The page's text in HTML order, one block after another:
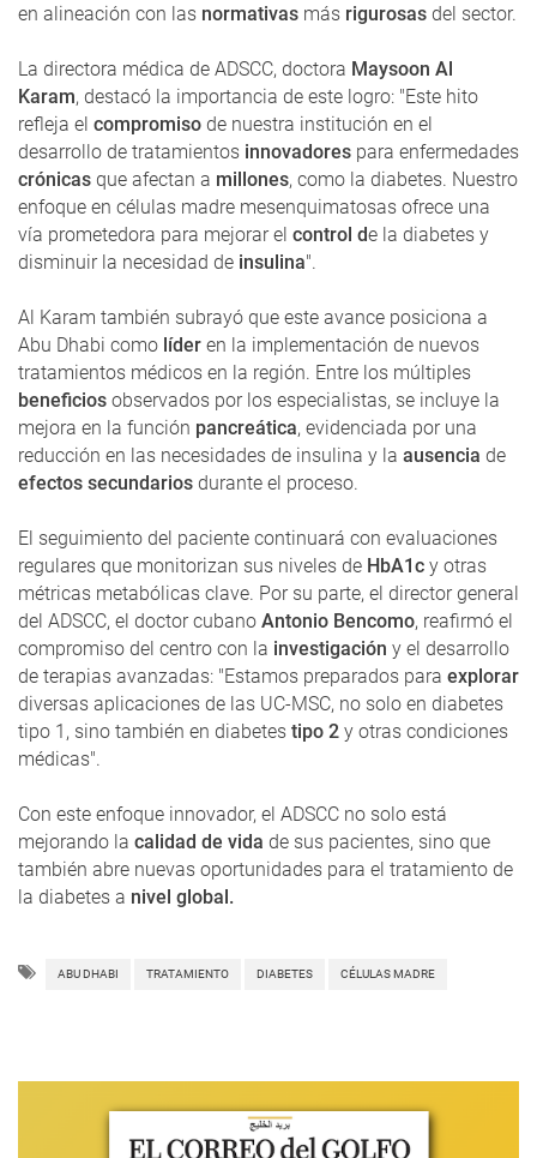
en alineación con las normativas más rigurosas del sector.
La directora médica de ADSCC, doctora Maysoon Al
Karam, destacó la importancia de este logro: "Este hito
refleja el compromiso de nuestra institución en el
desarrollo de tratamientos innovadores para enfermedades
crónicas que afectan a millones, como la diabetes. Nuestro
enfoque en células madre mesenquimatosas ofrece una
vía prometedora para mejorar el control de la diabetes y
disminuir la necesidad de insulina".
Al Karam también subrayó que este avance posiciona a
Abu Dhabi como líder en la implementación de nuevos
tratamientos médicos en la región. Entre los múltiples
beneficios observados por los especialistas, se incluye la
mejora en la función pancreática, evidenciada por una
reducción en las necesidades de insulina y la ausencia de
efectos secundarios durante el proceso.
El seguimiento del paciente continuará con evaluaciones
regulares que monitorizan sus niveles de HbA1c y otras
métricas metabólicas clave. Por su parte, el director general
del ADSCC, el doctor cubano Antonio Bencomo, reafirmó el
compromiso del centro con la investigación y el desarrollo
de terapias avanzadas: "Estamos preparados para explorar
diversas aplicaciones de las UC-MSC, no solo en diabetes
tipo 1, sino también en diabetes tipo 2 y otras condiciones
médicas".
Con este enfoque innovador, el ADSCC no solo está
mejorando la calidad de vida de sus pacientes, sino que
también abre nuevas oportunidades para el tratamiento de
la diabetes a nivel global.
ABU DHABI TRATAMIENTO DIABETES CÉLULAS MADRE